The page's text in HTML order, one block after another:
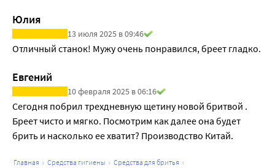
Юлия
13 июля 2025 в 09:46
Отличный станок! Мужу очень понравился, бреет гладко.
Евгений
10 февраля 2025 в 06:16
Сегодня побрил трехдневную щетину новой бритвой .
Бреет чисто и мягко. Посмотрим как далее она будет
брить и насколько ее хватит? Производство Китай.
главная средства гигиены
средства для бритья